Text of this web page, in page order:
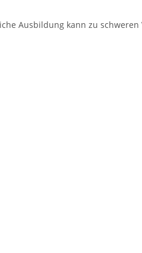
Ausbildung kann zu